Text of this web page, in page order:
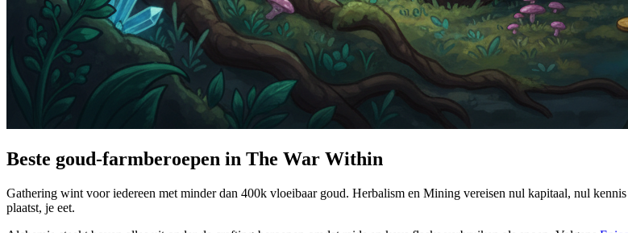
Beste goud-farmberoepen in The War Within
Gathering wint voor iedereen met minder dan 400k vloeibaar goud. Herbalism en Mining vereisen nul kapitaal, nul
plaatst, je eet.